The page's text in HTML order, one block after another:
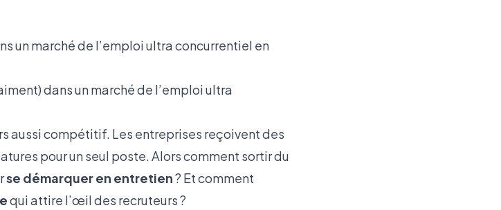
dans un marché de l’emploi ultra
aussi compétitif. Les entreprises reçoivent des
pour un seul poste. Alors comment sortir du
se démarquer en entretien? Et comment
qui attire l’œil des recruteurs ?